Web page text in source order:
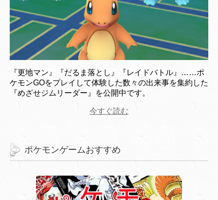
『更地マン』『だるま落とし』『レイドバトル』……ポ
ケモンGOをプレイして体験した数々の出来事を集約した
『めざせジムリーダー』を公開中です。
今すぐ読む
ポケモンゲームおすすめ